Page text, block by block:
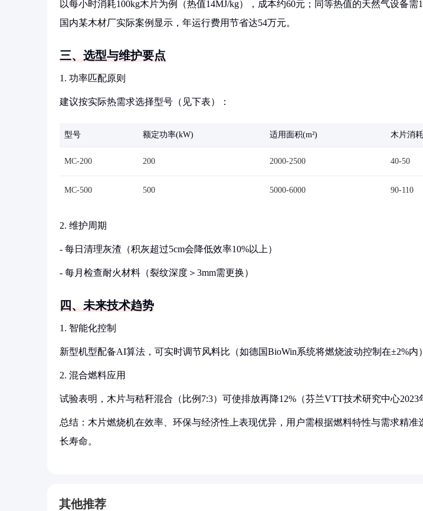
以每小时消耗100kg木片为例（热值14MJ/kg），成本约60元；同等热值的天然气设备需
国内某木材厂实际案例显示，年运行费用节省达54万元。
三、选型与维护要点
1. 功率匹配原则
建议按实际热需求选择型号（见下表）：
型号 额定功率(kW) 适用面积(m²) 木片消
MC-200 200 2000-2500 40-50
MC-500 500 5000-6000 90-110
2. 维护周期
- 每日清理灰渣（积灰超过5cm会降低效率10%以上）
- 每月检查耐火材料（裂纹深度＞3mm需更换）
四、未来技术趋势
1. 智能化控制
新型机型配备AI算法，可实时调节风料比（如德国BioWin系统将燃烧波动控制在±2%内
2. 混合燃料应用
试验表明，木片与秸秆混合（比例7:3）可使排放再降12%（芬兰VTT技术研究中心2023
总结：木片燃烧机在效率、环保与经济性上表现优异，用户需根据燃料特性与需求精准
长寿命。
其他推荐